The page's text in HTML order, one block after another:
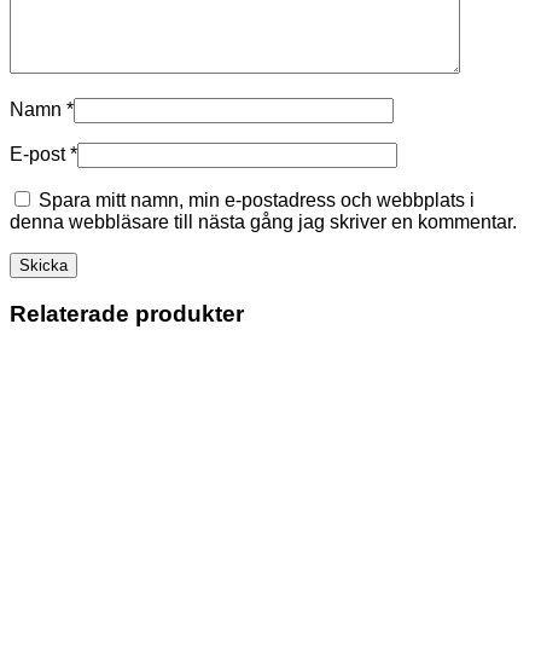
Namn *
E-post*
Spara mitt namn, min e-postadress och webbplats i
denna webbläsare till nästa gång jag skriver en kommentar.
Relaterade produkter